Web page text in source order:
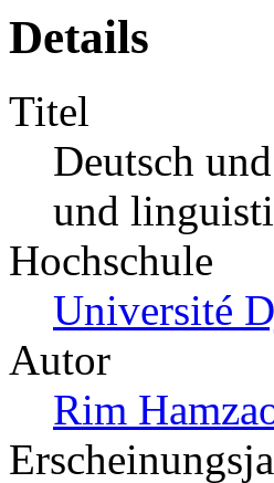
Details
Titel
Deutsch
und
Hochschule
Université
Autor
Rim